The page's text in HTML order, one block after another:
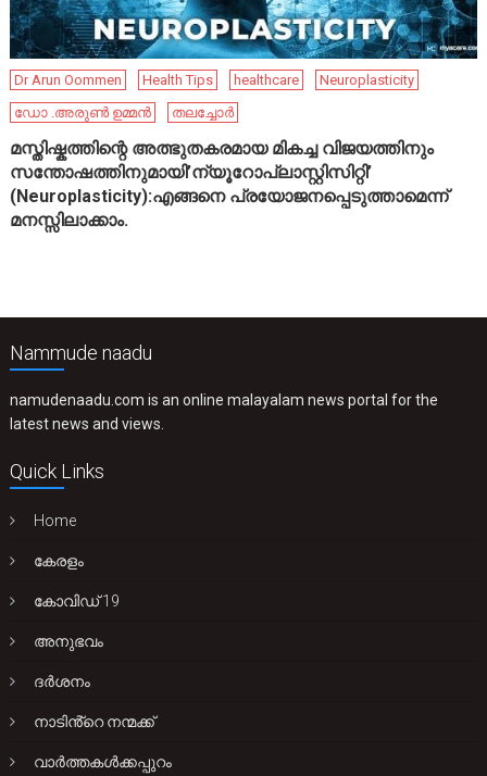
Dr Arun Oommen Health Tips healthcare
Neuroplasticity
ഡോ .അരുൺ ഉമ്മൻ
തലച്ചോർ
മസ്തിഷ്കത്തിന്റെ അത്ഭുതകരമായ മികച്ച വിജയത്തിനും
സന്തോഷത്തിനുമായി’ന്യൂറോപ്ലാസ്റ്റിസിറ്റി’
(Neuroplasticity):എങ്ങനെ പ്രയോജനപ്പെടുത്താമെന്ന്
മനസ്സിലാക്കാം.
Nammude naadu
namudenaadu.com is an online malayalam news portal for the
latest news and views.
Quick Links
Home
കേരളം
കോവിഡ് 19
അനുഭവം
ദർശനം
നാടിൻ്റെ നന്മക്ക്
വാർത്തകൾക്കപ്പുറം